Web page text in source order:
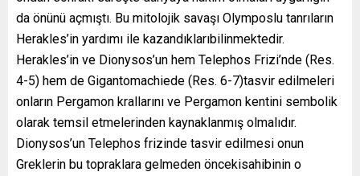
da önünü açmıştı. Bu mitolojik savaşı Olymposlu tanrıların
Herakles’in yardımı ile kazandıklarıbilinmektedir.
Herakles’in ve Dionysos’un hem Telephos Frizi’nde (Res.
4-5) hem de Gigantomachiede (Res. 6-7)tasvir edilmeleri
onların Pergamon krallarını ve Pergamon kentini sembolik
olarak temsil etmelerinden kaynaklanmış olmalıdır.
Dionysos’un Telephos frizinde tasvir edilmesi onun
Greklerin bu topraklara gelmeden öncekisahibinin o